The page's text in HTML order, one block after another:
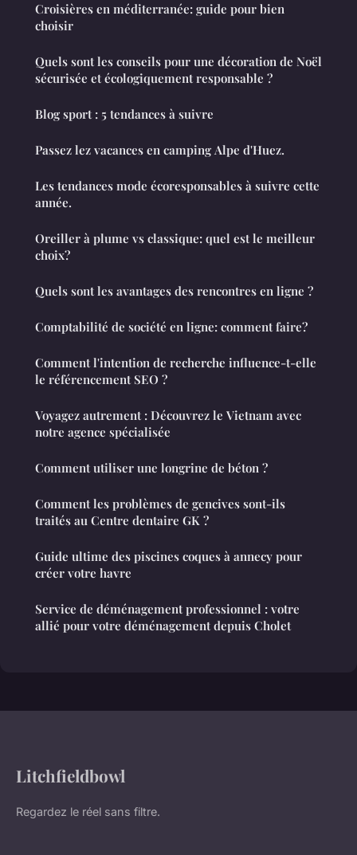
Croisières en méditerranée: guide pour bien
choisir
Quels sont les conseils pour une décoration de Noël
sécurisée et écologiquement responsable ?
Blog sport : 5 tendances à suivre
Passez lez vacances en camping Alpe d'Huez.
Les tendances mode écoresponsables à suivre cette
année.
Oreiller à plume vs classique: quel est le meilleur
choix?
Quels sont les avantages des rencontres en ligne ?
Comptabilité de société en ligne: comment faire?
Comment l'intention de recherche influence-t-elle
le référencement SEO ?
Voyagez autrement : Découvrez le Vietnam avec
notre agence spécialisée
Comment utiliser une longrine de béton ?
Comment les problèmes de gencives sont-ils
traités au Centre dentaire GK ?
Guide ultime des piscines coques à annecy pour
créer votre havre
Service de déménagement professionnel : votre
allié pour votre déménagement depuis Cholet
Litchfieldbowl
Regardez le réel sans filtre.